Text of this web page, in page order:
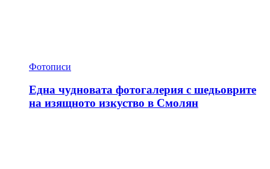
Фотописи
Една чудновата фотогалерия с шедьоврите
на изящното изкуство в Смолян